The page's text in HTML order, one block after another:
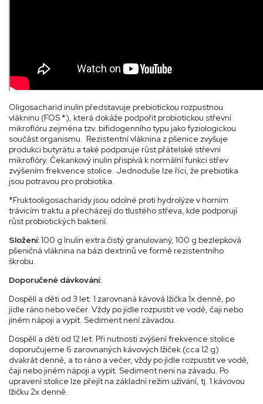
Oligosacharid inulin představuje prebiotickou rozpustnou
vlákninu (FOS *), která dokáže podpořit probiotickou střevní
mikroflóru zejména tzv. bifidogenního typu jako fyziologickou
součást organismu. Rezistentní vláknina z pšenice zvyšuje
produkci butyrátu a také podporuje růst přátelské střevní
mikroflóry. Čekankový inulin přispívá k normální funkci střev
zvýšením frekvence stolice. Jednoduše lze říci, že prebiotika
jsou potravou pro probiotika.
*Fruktooligosacharidy jsou odolné proti hydrolýze v horním
trávicím traktu a přecházejí do tlustého střeva, kde podporují
růst probiotických bakterií.
Složení:100 g Inulin extra čistý granulovaný, 100 g bezlepková
pšeničná vláknina na bázi dextrinů ve formě rezistentního
škrobu.
Doporučené dávkování:
Dospělí a děti od 3 let: 1 zarovnaná kávová lžička 1x denně, po
jídle ráno nebo večer. Vždy po jídle rozpustit ve vodě, čaji nebo
jiném nápoji a vypít. Sediment není závadou.
Dospělí a děti od 12 let: Při nutnosti zvýšení frekvence stolice
doporučujeme 6 zarovnaných kávových lžiček (cca 12 g)
dvakrát denně, a to ráno a večer, vždy po jídle rozpustit ve vodě,
čaji nebo jiném nápoji a vypít. Sediment není na závadu. Po
upravení stolice lze přejít na základní režim užívání, tj. 1 kávovou
lžičku 2x denně.